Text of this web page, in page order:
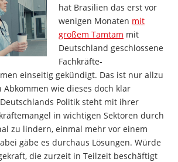
hat Brasilien das erst vor
wenigen Monaten mit
großem Tamtam mit
Deutschland geschlossene
Fachkräfte-
einseitig gekündigt. Das ist nur allzu
wie dieses doch klar
Politik steht mit ihrer
in wichtigen Sektoren durch
zu lindern, einmal mehr vor einem
gäbe es durchaus Lösungen. Würde
die zurzeit in Teilzeit beschäftigt